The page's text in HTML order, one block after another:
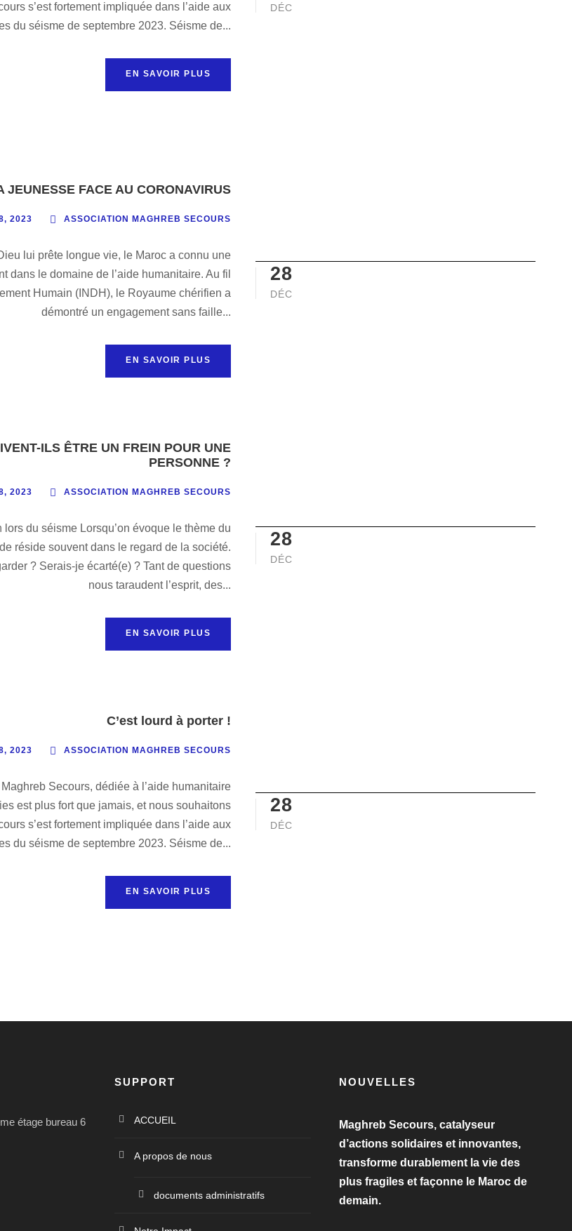
s’est fortement impliquée dans l’aide aux
du séisme de septembre 2023. Séisme de...
EN SAVOIR PLUS
DÉC
JEUNESSE FACE AU CORONAVIRUS
2023 ASSOCIATION MAGHREB SECOURS
lui prête longue vie, le Maroc a connu une
dans le domaine de l’aide humanitaire. Au fil
Humain (INDH), le Royaume chérifien a
démontré un engagement sans faille...
EN SAVOIR PLUS
28
DÉC
ILS ÊTRE UN FREIN POUR UNE
PERSONNE ?
2023 ASSOCIATION MAGHREB SECOURS
du séisme Lorsqu’on évoque le thème du
réside souvent dans le regard de la société.
? Serais-je écarté(e) ? Tant de questions
nous taraudent l’esprit, des...
EN SAVOIR PLUS
28
DÉC
C’est lourd à porter !
2023 ASSOCIATION MAGHREB SECOURS
Secours, dédiée à l’aide humanitaire
est plus fort que jamais, et nous souhaitons
s’est fortement impliquée dans l’aide aux
du séisme de septembre 2023. Séisme de...
EN SAVOIR PLUS
28
DÉC
étage bureau 6
SUPPORT
ACCUEIL
A propos de nous
documents administratifs
NOUVELLES
Maghreb Secours, catalyseur
d’actions solidaires et innovantes,
transforme durablement la vie des
plus fragiles et façonne le Maroc de
demain.